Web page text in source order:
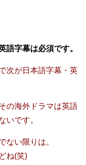
語字幕は必須です。
次が日本語字幕・英
の海外ドラマは英語
いです。
ない限りは。
ね(笑)